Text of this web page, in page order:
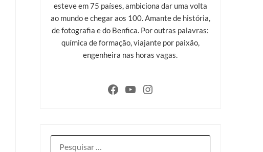
esteve em 75 países, ambiciona dar uma volta
ao mundo e chegar aos 100. Amante de história,
de fotografia e do Benfica. Por outras palavras:
química de formação, viajante por paixão,
engenheira nas horas vagas.